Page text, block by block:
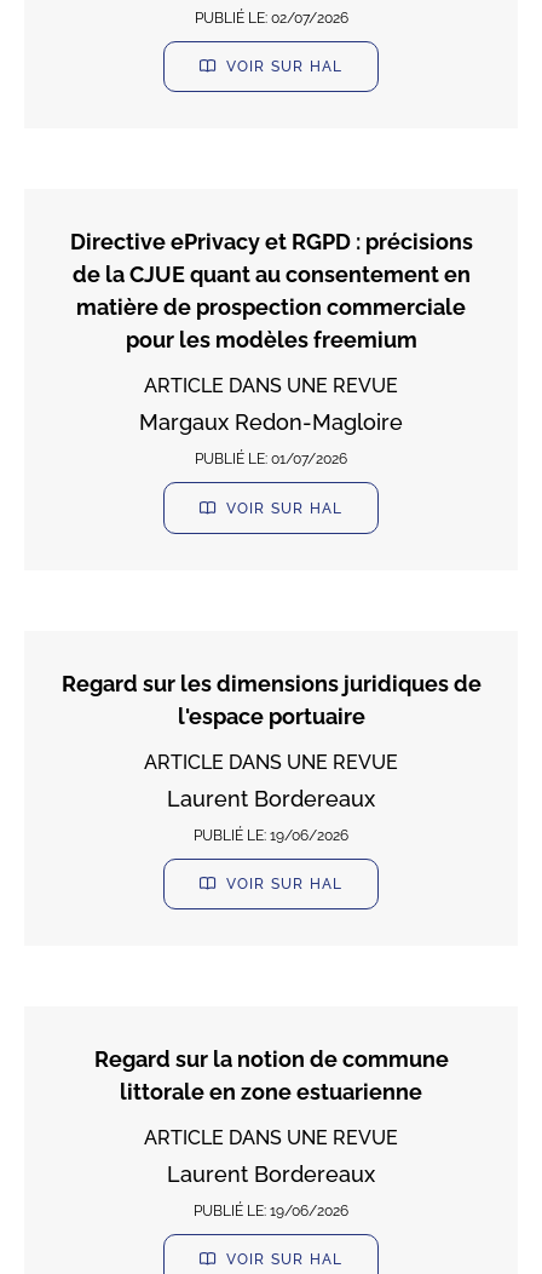
PUBLIÉ LE: 02/07/2026
VOIR SUR HAL
Directive ePrivacy et RGPD : précisions
de la CJUE quant au consentement en
matière de prospection commerciale
pour les modèles freemium
ARTICLE DANS UNE REVUE
Margaux Redon-Magloire
PUBLIÉ LE: 01/07/2026
VOIR SUR HAL
Regard sur les dimensions juridiques de
l'espace portuaire
ARTICLE DANS UNE REVUE
Laurent Bordereaux
PUBLIÉ LE: 19/06/2026
VOIR SUR HAL
Regard sur la notion de commune
littorale en zone estuarienne
ARTICLE DANS UNE REVUE
Laurent Bordereaux
PUBLIÉ LE: 19/06/2026
VOIR SUR HAL